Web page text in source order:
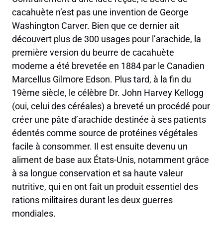
cacahuète n’est pas une invention de George
Washington Carver. Bien que ce dernier ait
découvert plus de 300 usages pour l’arachide, la
première version du beurre de cacahuète
moderne a été brevetée en 1884 par le Canadien
Marcellus Gilmore Edson. Plus tard, à la fin du
19ème siècle, le célèbre Dr. John Harvey Kellogg
(oui, celui des céréales) a breveté un procédé pour
créer une pâte d’arachide destinée à ses patients
édentés comme source de protéines végétales
facile à consommer. Il est ensuite devenu un
aliment de base aux États-Unis, notamment grâce
à sa longue conservation et sa haute valeur
nutritive, qui en ont fait un produit essentiel des
rations militaires durant les deux guerres
mondiales.